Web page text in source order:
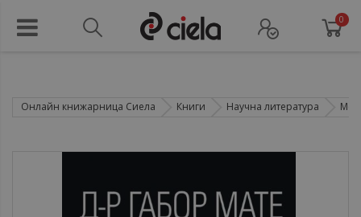
0
Онлайн книжарница Сиела Книги Научна литература